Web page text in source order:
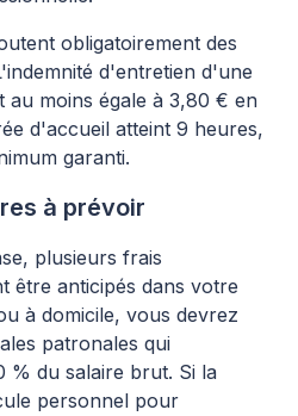
obligatoirement des
d'entretien d'une
au moins égale à 3,80 € en
d'accueil atteint 9 heures,
garanti.
à prévoir
plusieurs frais
être anticipés dans votre
à domicile, vous devrez
patronales qui
% du salaire brut. Si la
personnel pour